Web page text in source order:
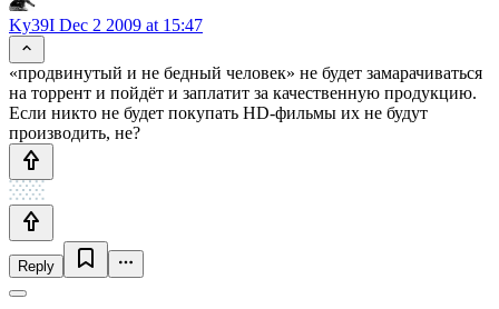
Ky39I Dec 2 2009 at 15:47
«продвинутый и не бедный человек» не будет замарачиваться
на торрент и пойдёт и заплатит за качественную продукцию.
Если никто не будет покупать HD-фильмы их не будут
производить, не?
Reply